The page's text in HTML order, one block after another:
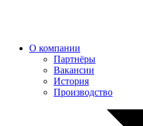
О компании
Партнёры
Вакансии
История
Производство